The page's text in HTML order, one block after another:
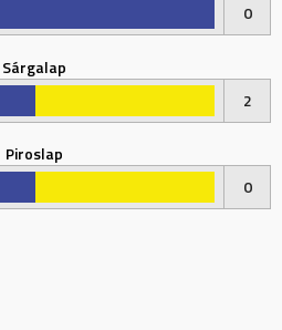
0
Sárgalap
2
Piroslap
0